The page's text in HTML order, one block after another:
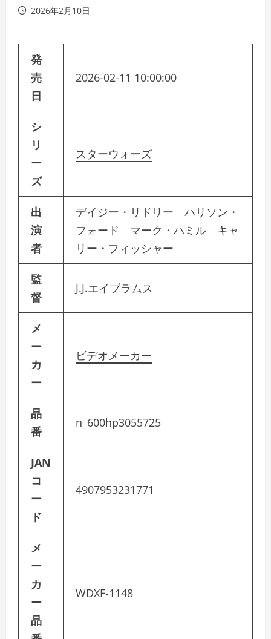
2026年2月10日
発
売
日
2026-02-11 10:00:00
シ
リ
ー
ズ
スターウォーズ
出
演
者
デイジー・リドリー ハリソン・
フォード マーク・ハミル キャ
リー・フィッシャー
監
督
J.J.エイブラムス
メ
ー
カ
ー
ビデオメーカー
品
番
n_600hp3055725
JAN
コ
ー
ド
4907953231771
メ
ー
カ
ー
品
WDXF-1148